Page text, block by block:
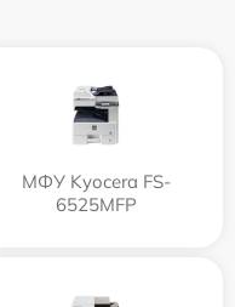
МФУ Kyocera FS-
6525MFP